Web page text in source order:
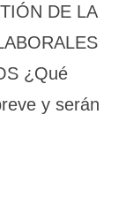
DE LA
¿Qué
y serán